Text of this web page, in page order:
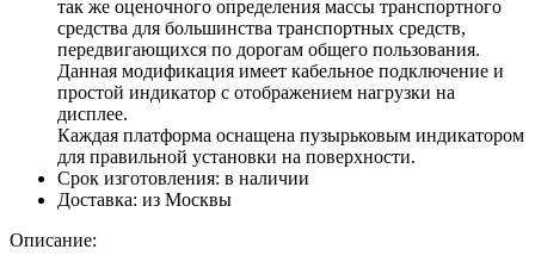
так же оценочного определения массы транспортного
средства для большинства транспортных средств,
передвигающихся по дорогам общего пользования.
Данная модификация имеет кабельное подключение и
простой индикатор с отображением нагрузки на
дисплее.
Каждая платформа оснащена пузырьковым индикатором
для правильной установки на поверхности.
Срок изготовления: в наличии
Доставка: из Москвы
Описание: